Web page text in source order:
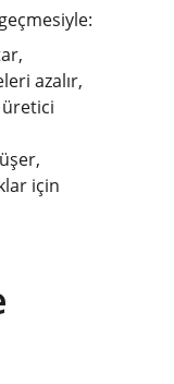
azalır,
üretici
için